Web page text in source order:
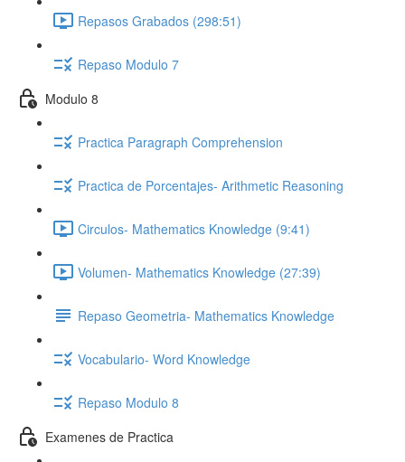
Repasos Grabados (298:51)
Repaso Modulo 7
Modulo 8
Practica Paragraph Comprehension
Practica de Porcentajes- Arithmetic Reasoning
Circulos- Mathematics Knowledge (9:41)
Volumen- Mathematics Knowledge (27:39)
Repaso Geometria- Mathematics Knowledge
Vocabulario- Word Knowledge
Repaso Modulo 8
Examenes de Practica